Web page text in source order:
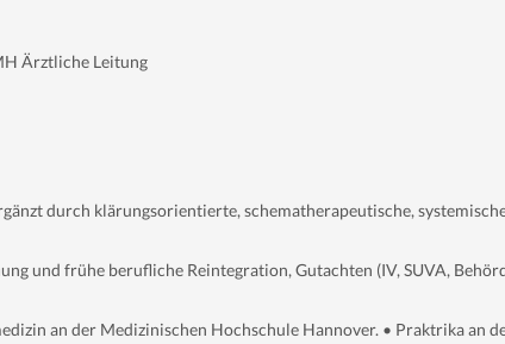
Ärztliche Leitung
durch klärungsorientierte, schematherapeutische,
und frühe berufliche Reintegration, Gutachten (IV, SUVA,
an der Medizinischen Hochschule Hannover. • Praktrika an